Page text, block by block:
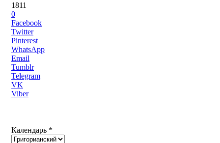
1811
0
Facebook
Twitter
Pinterest
WhatsApp
Email
Tumblr
Telegram
VK
Viber
Календарь *